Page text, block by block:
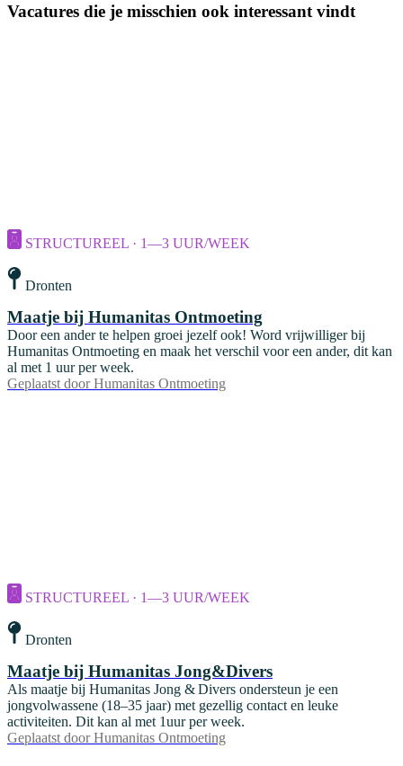
Vacatures die je misschien ook interessant vindt
STRUCTUREEL · 1—3 UUR/WEEK
Dronten
Maatje bij Humanitas Ontmoeting
Door een ander te helpen groei jezelf ook! Word vrijwilliger bij
Humanitas Ontmoeting en maak het verschil voor een ander, dit kan
al met 1 uur per week.
Geplaatst door Humanitas Ontmoeting
STRUCTUREEL · 1—3 UUR/WEEK
Dronten
Maatje bij Humanitas Jong&Divers
Als maatje bij Humanitas Jong & Divers ondersteun je een
jongvolwassene (18–35 jaar) met gezellig contact en leuke
activiteiten. Dit kan al met 1uur per week.
Geplaatst door Humanitas Ontmoeting